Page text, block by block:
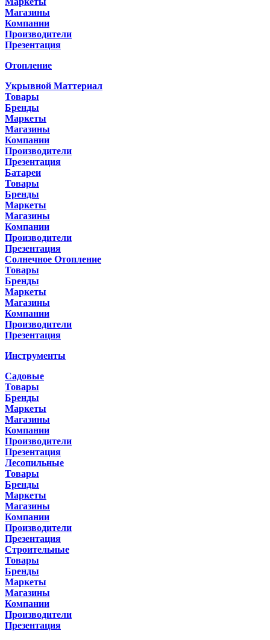
Магазины
Компании
Производители
Презентация
Отопление
Укрывной Маттериал
Товары
Бренды
Маркеты
Магазины
Компании
Производители
Презентация
Батареи
Товары
Бренды
Маркеты
Магазины
Компании
Производители
Презентация
Солнечное Отопление
Товары
Бренды
Маркеты
Магазины
Компании
Производители
Презентация
Инструменты
Садовые
Товары
Бренды
Маркеты
Магазины
Компании
Производители
Презентация
Лесопильные
Товары
Бренды
Маркеты
Магазины
Компании
Производители
Презентация
Строительные
Товары
Бренды
Маркеты
Магазины
Компании
Производители
Презентация